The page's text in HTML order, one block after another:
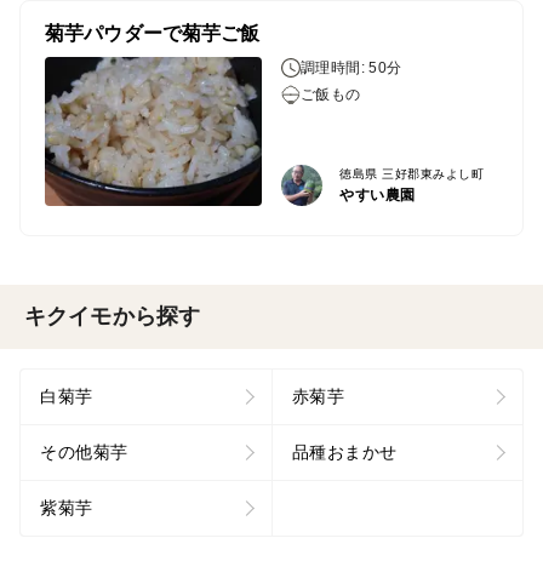
菊芋パウダーで菊芋ご飯
調理時間: 50分
ご飯もの
徳島県 三好郡東みよし町
やすい農園
キクイモから探す
白菊芋 赤菊芋
その他菊芋 品種おまかせ
紫菊芋